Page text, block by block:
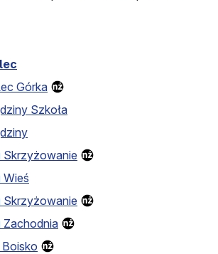
Linie
Górka
Szkoła
Skrzyżowanie
Wieś
Skrzyżowanie
Zachodnia
Boisko